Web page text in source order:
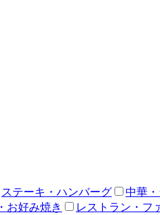
ステーキ・ハンバーグ 中華
お好み焼き レストラン・フ